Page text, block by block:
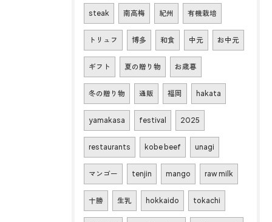
steak 南高梅 紀州 有機栽培
トリュフ 博多 和食 中元 お中元
ギフト 夏の贈り物 お歳暮
冬の贈り物 通販 福岡 hakata
yamakasa festival 2025
restaurants kobe beef unagi
マンゴー tenjin mango raw milk
十勝 生乳 hokkaido tokachi